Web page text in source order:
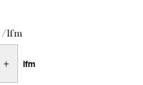
/ lfm
lfm